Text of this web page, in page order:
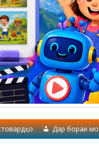
Дар бораи мо